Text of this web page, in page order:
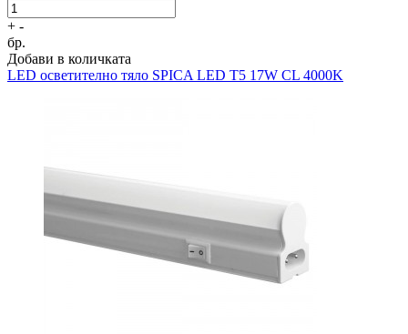
+ -
бр.
Добави в количката
LED осветително тяло SPICA LED T5 17W CL 4000K